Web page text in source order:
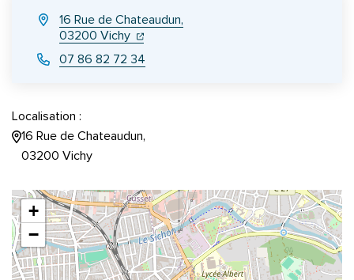
16 Rue de Chateaudun,
03200 Vichy (ouverture dans un nouvel onglet)
(ouverture dans un nouvel onglet)
07 86 82 72 34
Localisation :
16 Rue de Chateaudun,
03200 Vichy
+
−